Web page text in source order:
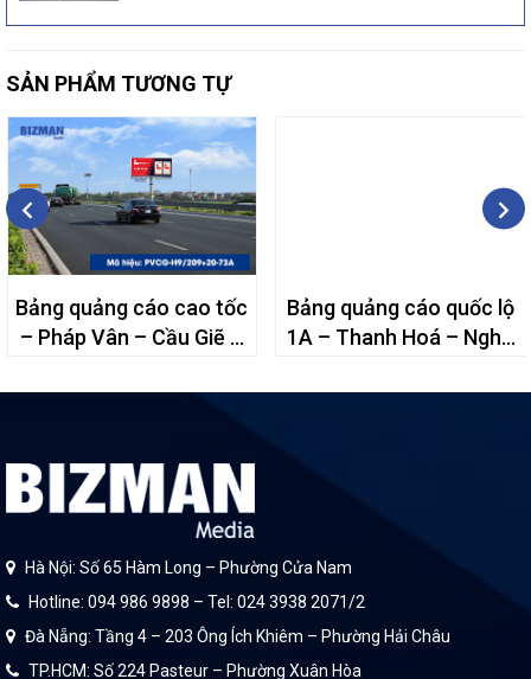
SẢN PHẨM TƯƠNG TỰ
Bảng quảng cáo cao tốc
– Pháp Vân – Cầu Giẽ –
Bảng quảng cáo quốc lộ
1A – Thanh Hoá – Nghệ
Hà Nội: Số 65 Hàm Long – Phường Cửa Nam
Hotline: 094 986 9898 – Tel: 024 3938 2071/2
Đà Nẵng: Tầng 4 – 203 Ông Ích Khiêm – Phường Hải Châu
TP.HCM: Số 224 Pasteur – Phường Xuân Hòa